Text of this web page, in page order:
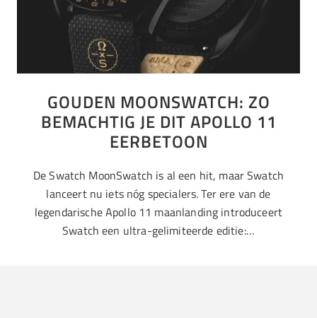
GOUDEN MOONSWATCH: ZO
BEMACHTIG JE DIT APOLLO 11
EERBETOON
De Swatch MoonSwatch is al een hit, maar Swatch
lanceert nu iets nóg specialers. Ter ere van de
legendarische Apollo 11 maanlanding introduceert
Swatch een ultra-gelimiteerde editie:…